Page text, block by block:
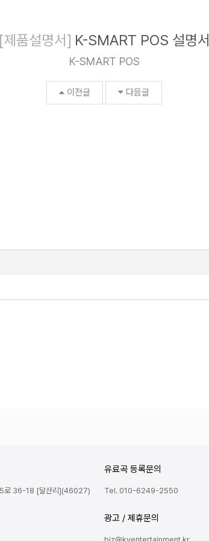
[제품설명서] K-SMART POS 설명서
K-SMART POS
이전글 다음글
5로 36-18 [달산리](46027)
유료곡 등록문의
Tel. 010-6249-2550
광고 / 제휴문의
biz@kyentertainment.kr